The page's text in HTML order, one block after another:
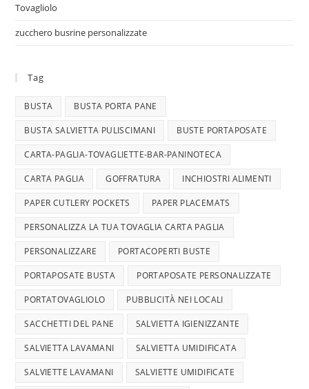
Tovagliolo
zucchero busrine personalizzate
Tag
BUSTA BUSTA PORTA PANE
BUSTA SALVIETTA PULISCIMANI BUSTE PORTAPOSATE
CARTA-PAGLIA-TOVAGLIETTE-BAR-PANINOTECA
CARTA PAGLIA GOFFRATURA INCHIOSTRI ALIMENTI
PAPER CUTLERY POCKETS PAPER PLACEMATS
PERSONALIZZA LA TUA TOVAGLIA CARTA PAGLIA
PERSONALIZZARE PORTACOPERTI BUSTE
PORTAPOSATE BUSTA PORTAPOSATE PERSONALIZZATE
PORTATOVAGLIOLO PUBBLICITÀ NEI LOCALI
SACCHETTI DEL PANE SALVIETTA IGIENIZZANTE
SALVIETTA LAVAMANI SALVIETTA UMIDIFICATA
SALVIETTE LAVAMANI SALVIETTE UMIDIFICATE